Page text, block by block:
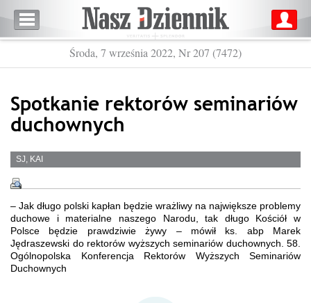
Środa, 7 września 2022, Nr 207 (7472)
Spotkanie rektorów seminariów
duchownych
SJ, KAI
– Jak długo polski kapłan będzie wrażliwy na największe problemy
duchowe i materialne naszego Narodu, tak długo Kościół w
Polsce będzie prawdziwie żywy – mówił ks. abp Marek
Jędraszewski do rektorów wyższych seminariów duchownych. 58.
Ogólnopolska Konferencja Rektorów Wyższych Seminariów
Duchownych